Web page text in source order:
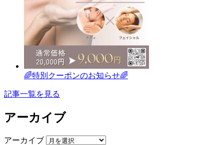
🌈特別クーポンのお知らせ🌈
記事一覧を見る
アーカイブ
アーカイブ